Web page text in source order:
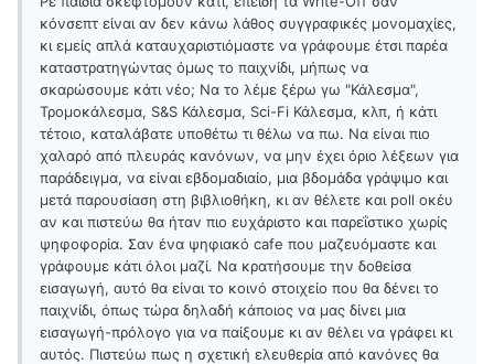
κόνσεπτ είναι αν δεν κάνω λάθος συγγραφικές μονομαχίες,
κι εμείς απλά καταυχαριστιόμαστε να γράφουμε έτσι παρέα
καταστρατηγώντας όμως το παιχνίδι, μήπως να
σκαρώσουμε κάτι νέο; Να το λέμε ξέρω γω "Κάλεσμα",
Τρομοκάλεσμα, S&S Κάλεσμα, Sci-Fi Κάλεσμα, κλπ, ή κάτι
τέτοιο, καταλάβατε υποθέτω τι θέλω να πω. Να είναι πιο
χαλαρό από πλευράς κανόνων, να μην έχει όριο λέξεων για
παράδειγμα, να είναι εβδομαδιαίο, μια βδομάδα γράψιμο και
μετά παρουσίαση στη βιβλιοθήκη, κι αν θέλετε και poll οκέυ
αν και πιστεύω θα ήταν πιο ευχάριστο και παρεΐστικο χωρίς
ψηφοφορία. Σαν ένα ψηφιακό cafe που μαζευόμαστε και
γράφουμε κάτι όλοι μαζί. Να κρατήσουμε την δοθείσα
εισαγωγή, αυτό θα είναι το κοινό στοιχείο που θα δένει το
παιχνίδι, όπως τώρα δηλαδή κάποιος να μας δίνει μια
εισαγωγή-πρόλογο για να παίξουμε κι αν θέλει να γράφει κι
αυτός. Πιστεύω πως η σχετική ελευθερία από κανόνες θα